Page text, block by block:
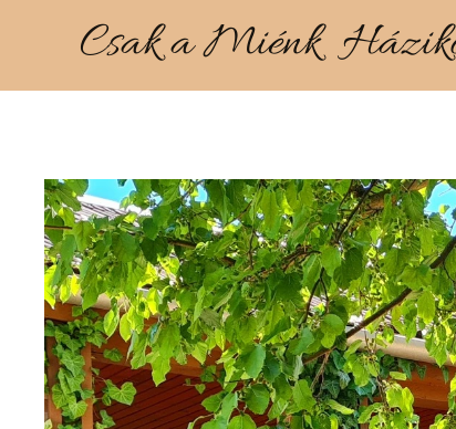
Csak a Miénk